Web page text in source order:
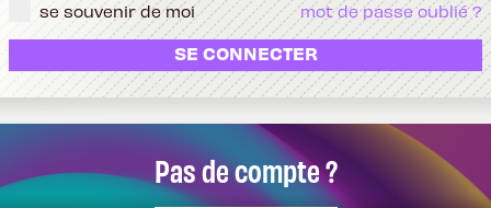
Pas de compte ?
se souvenir de moi mot de passe oublié ?
SE CONNECTER